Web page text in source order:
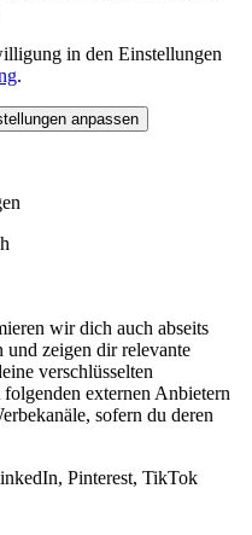
in den Einstellungen
.
anpassen
wir dich auch abseits
und zeigen dir relevante
verschlüsselten
externen Anbietern
sofern du deren
Pinterest, TikTok